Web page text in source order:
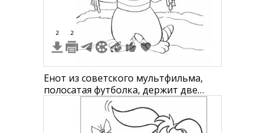
2 2
Енот из советского мультфильма,
полосатая футболка, держит две